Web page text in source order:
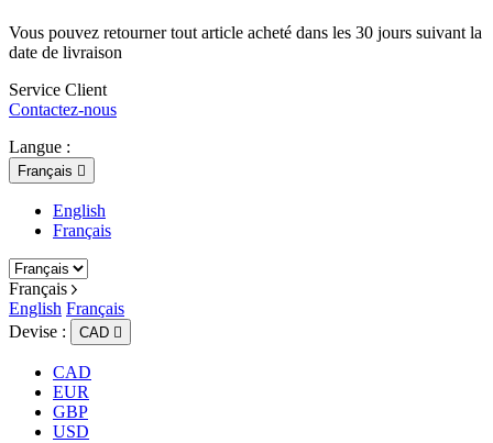
Vous pouvez retourner tout article acheté dans les 30 jours suivant la
date de livraison
Service Client
Contactez-nous
Langue :
Français 
English
Français
Français
English Français
Devise :
CAD 
CAD
EUR
GBP
USD